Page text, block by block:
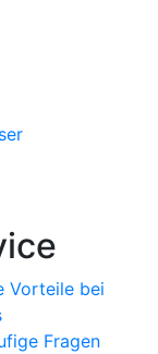
Vorteile bei
Fragen